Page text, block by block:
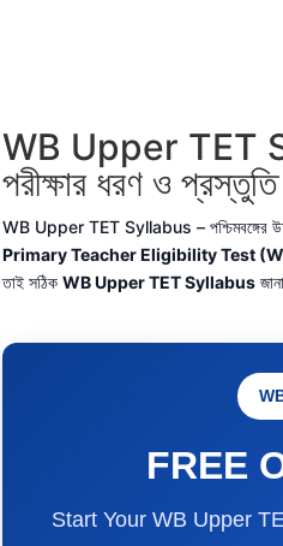
WB Upper TET
পরীক্ষার ধরণ ও
WB Upper TET Syllabus – পশ্চিমবঙ্গের উচ্চ
Primary Teacher Eligibility Test
তাই সঠিক WB Upper TET Syllabus
FREE
Start Your WB Upper